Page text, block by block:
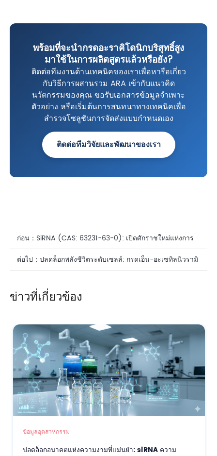
พร้อมที่จะนำกรดอะราคิโดนิกบริสุทธิ์สูง
มาใช้ในการผลิตสูตรแล้วหรือยัง?
ติดต่อทีมงานด้านเทคนิคของเราเพื่อหารือเกี่ยว
กับวิธีการผสานรวม ARA เข้ากับแนวคิด
นวัตกรรมของคุณ ขอรับเอกสารข้อมูลจำเพาะ
ตัวอย่าง หรือเริ่มต้นการสนทนาทางเทคนิคเพื่อ
สำรวจโซลูชันการจัดส่งแบบกำหนดเอง
ติดต่อทีมวิจัยและพัฒนาของเรา
ก่อน： SiRNA (CAS: 63231-63-0): เปิดศักราชใหม่แห่งการ
ดูแลผิวและหนังศีรษะอย่างแม่นยำระดับพันธุกรรม
ต่อไป： ปลดล็อกพลังชีวิตระดับเซลล์: กรดเอ็น-อะเซทิลนิวรามิ
ข่าวที่เกี่ยวข้อง
ข้อมูลอุตสาหกรรม
ปลดล็อกอนาคตแห่งความงามที่แม่นยำ: siRNA ความ